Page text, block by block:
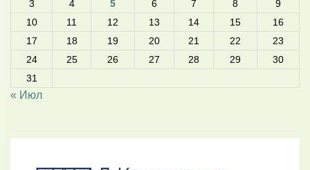
3
4 5 6 7 8
9
10
11 12 13 14 15
16
17
18 19 20 21 22
23
24
25 26 27 28 29
30
31
« Июл